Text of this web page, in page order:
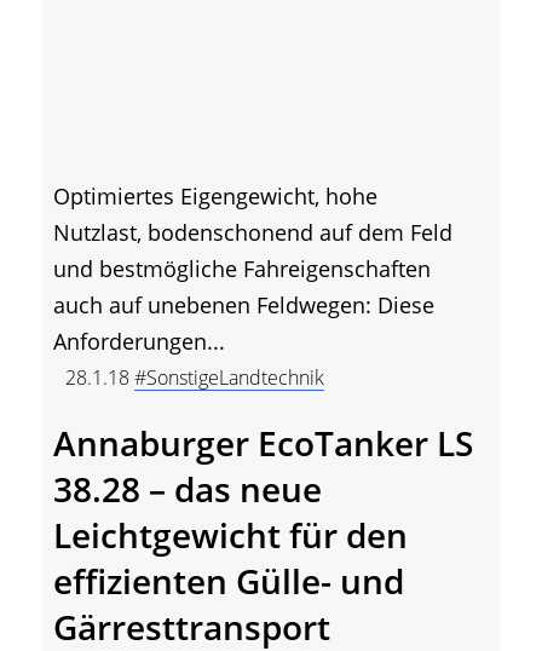
Optimiertes Eigengewicht, hohe
Nutzlast, bodenschonend auf dem Feld
und bestmögliche Fahreigenschaften
auch auf unebenen Feldwegen: Diese
Anforderungen...
28.1.18#SonstigeLandtechnik
Annaburger EcoTanker LS
38.28 – das neue
Leichtgewicht für den
effizienten Gülle- und
Gärresttransport